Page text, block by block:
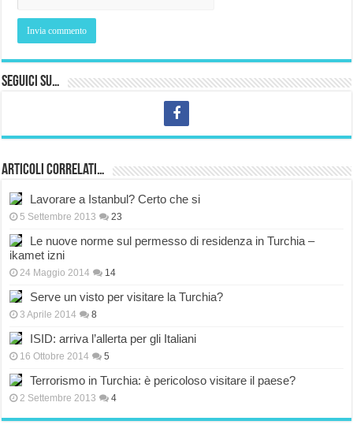
Seguici su…
Articoli correlati…
Lavorare a Istanbul? Certo che si
5 Settembre 2013 23
Le nuove norme sul permesso di residenza in Turchia –
ikamet izni
24 Maggio 2014 14
Serve un visto per visitare la Turchia?
3 Aprile 2014 8
ISID: arriva l’allerta per gli Italiani
16 Ottobre 2014 5
Terrorismo in Turchia: è pericoloso visitare il paese?
2 Settembre 2013 4